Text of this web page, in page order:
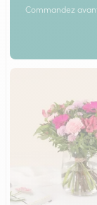
Commandez